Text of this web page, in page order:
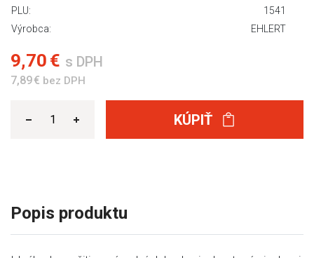
PLU:
1541
Výrobca:
EHLERT
9,70 € s DPH
7,89 € bez DPH
KÚPIŤ
Popis produktu